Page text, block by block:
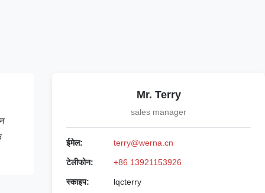
Mr. Terry
sales manager
ईमेल: terry@werna.cn
टेलीफोन: +86 13921153926
स्काइप: lqcterry